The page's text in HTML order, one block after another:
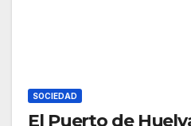
SOCIEDAD
El Puerto de